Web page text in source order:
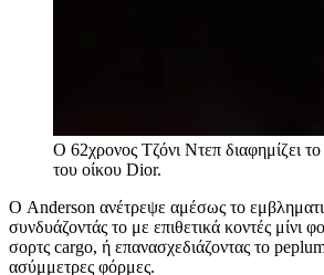
O 62χρονος Τζόνι Ντεπ διαφημίζει
του οίκου Dior.
Ο Anderson ανέτρεψε αμέσως το
συνδυάζοντάς το με επιθετικά κοντές μίνι
σορτς cargo, ή επανασχεδιάζοντας το
ασύμμετρες φόρμες.